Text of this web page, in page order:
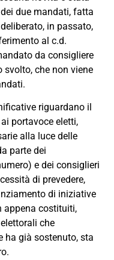
due mandati, fatta
in passato,
al c.d.
da consigliere
che non viene
riguardano il
portavoce eletti,
alla luce delle
parte dei
e dei consiglieri
di prevedere,
di iniziative
appena costituiti,
che
ha già sostenuto, sta